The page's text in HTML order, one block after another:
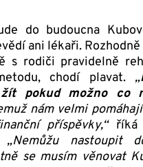
do budoucna
ani lékaři.
s rodiči pravidelně
chodí plavat. „
pokud možno co
nám velmi
příspěvky,“ říká
„Nemůžu nastoupit
se musím věnovat